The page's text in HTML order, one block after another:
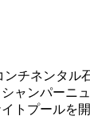
チネンタル
ャンパーニ
トプールを開